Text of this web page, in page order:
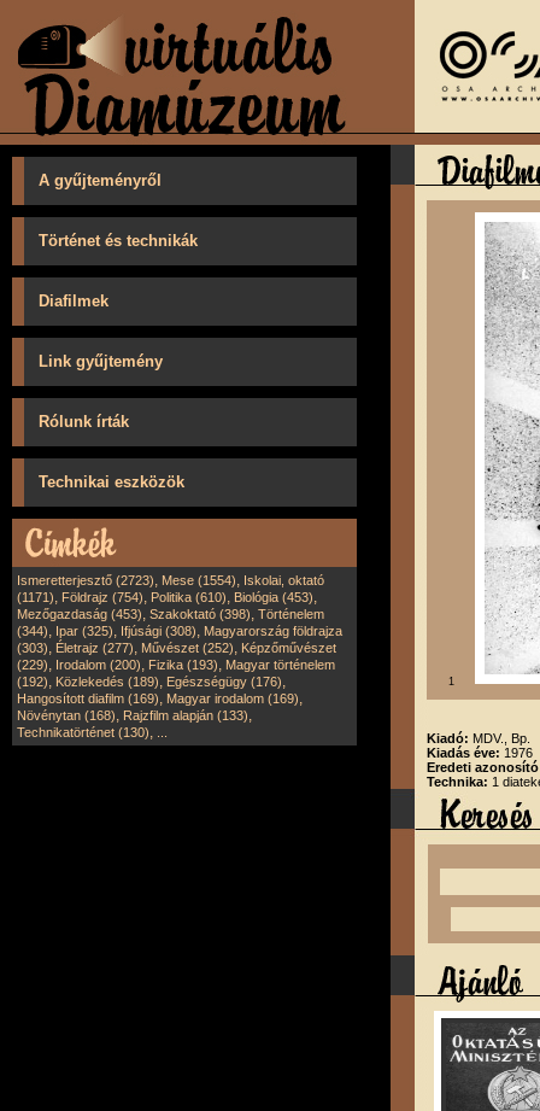
A gyűjteményről
Történet és technikák
Diafilmek
Link gyűjtemény
Rólunk írták
Technikai eszközök
Ismeretterjesztő (2723), Mese (1554), Iskolai, oktató
(1171), Földrajz (754), Politika (610), Biológia (453),
Mezőgazdaság (453), Szakoktató (398), Történelem
(344), Ipar (325), Ifjúsági (308), Magyarország földrajza
(303), Életrajz (277), Művészet (252), Képzőművészet
(229), Irodalom (200), Fizika (193), Magyar történelem
(192), Közlekedés (189), Egészségügy (176),
Hangosított diafilm (169), Magyar irodalom (169),
Növénytan (168), Rajzfilm alapján (133),
Technikatörténet (130),
1
Kiadó: MDV., Bp.
Kiadás éve: 1976
Eredeti
Technika: 1